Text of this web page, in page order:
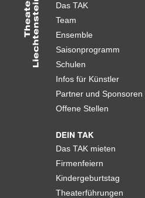
Das TAK
Team
Ensemble
Saisonprogramm
Schulen
Infos für Künstler
Partner und Sponsoren
Offene Stellen
DEIN TAK
Das TAK mieten
Firmenfeiern
Kindergeburtstag
Theaterführungen